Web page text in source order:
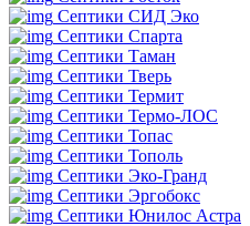
Септики СИД Эко
Септики Спарта
Септики Таман
Септики Тверь
Септики Термит
Септики Термо-ЛОС
Септики Топас
Септики Тополь
Септики Эко-Гранд
Септики Эргобокс
Септики Юнилос Астра